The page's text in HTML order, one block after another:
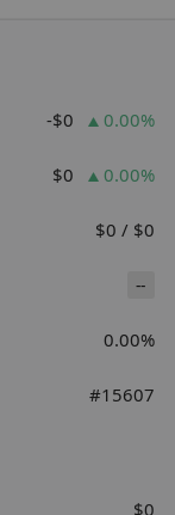
-$0 0.00%
$0 0.00%
$0 / $0
--
0.00%
#15607
$0